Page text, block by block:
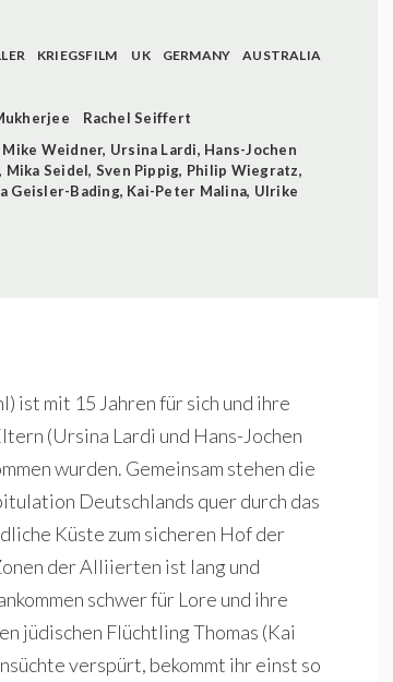
KRIEGSFILM UK GERMANY
AUSTRALIA
Rachel Seiffert
Mike Weidner, Ursina Lardi, Hans-Jochen
, Mika Seidel, Sven Pippig, Philip Wiegratz,
Geisler-Bading, Kai-Peter Malina, Ulrike
ist mit 15 Jahren für sich und ihre
(Ursina Lardi und Hans-Jochen
wurden. Gemeinsam stehen die
Deutschlands quer durch das
Küste zum sicheren Hof der
der Alliierten ist lang und
schwer für Lore und ihre
jüdischen Flüchtling Thomas (Kai
verspürt, bekommt ihr einst so